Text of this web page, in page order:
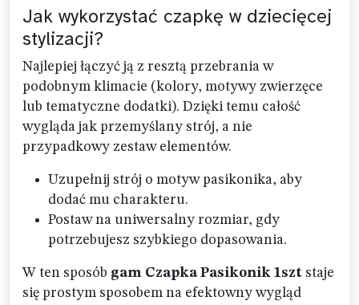
Jak wykorzystać czapkę w dziecięcej
stylizacji?
Najlepiej łączyć ją z resztą przebrania w
podobnym klimacie (kolory, motywy zwierzęce
lub tematyczne dodatki). Dzięki temu całość
wygląda jak przemyślany strój, a nie
przypadkowy zestaw elementów.
Uzupełnij strój o motyw pasikonika, aby
dodać mu charakteru.
Postaw na uniwersalny rozmiar, gdy
potrzebujesz szybkiego dopasowania.
W ten sposób gam Czapka Pasikonik 1szt staje
się prostym sposobem na efektowny wygląd